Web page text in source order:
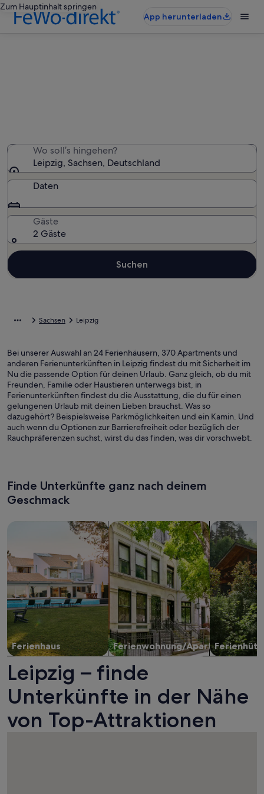
Zum Hauptinhalt springen
App herunterladen
Wo soll’s hingehen?
Leipzig, Sachsen, Deutschland
Daten
Gäste
2 Gäste
Suchen
Sachsen Leipzig
Bei unserer Auswahl an 24 Ferienhäusern, 370 Apartments und
anderen Ferienunterkünften in Leipzig findest du mit Sicherheit im
Nu die passende Option für deinen Urlaub. Ganz gleich, ob du mit
Freunden, Familie oder Haustieren unterwegs bist, in
Ferienunterkünften findest du die Ausstattung, die du für einen
gelungenen Urlaub mit deinen Lieben brauchst. Was so
dazugehört? Beispielsweise Parkmöglichkeiten und ein Kamin. Und
auch wenn du Optionen zur Barrierefreiheit oder bezüglich der
Rauchpräferenzen suchst, wirst du das finden, was dir vorschwebt.
Finde Unterkünfte ganz nach deinem
Geschmack
Ferienhaus
Suche nach Ferienhäusern
Ferienwohnung/Apartment
Suche nach Ferienwohnungen oder
Suche nach
Leipzig – finde
Unterkünfte in der Nähe
von Top-Attraktionen